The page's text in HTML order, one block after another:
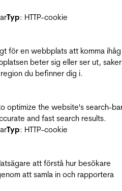
Typ: HTTP-cookie
för en webbplats att komma ihåg
beter sig eller ser ut,
du befinner dig i.
optimize the website's search-
and fast search results.
Typ: HTTP-cookie
att förstå hur besökare
att samla in och rapportera